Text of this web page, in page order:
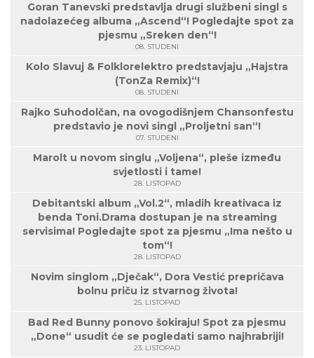
Goran Tanevski predstavlja drugi službeni singl s
nadolazećeg albuma „Ascend“! Pogledajte spot za
pjesmu „Sreken den“!
08. STUDENI
Kolo Slavuj & Folklorelektro predstavjaju „Hajstra
(TonZa Remix)“!
08. STUDENI
Rajko Suhodolčan, na ovogodišnjem Chansonfestu
predstavio je novi singl „Proljetni san“!
07. STUDENI
Marolt u novom singlu „Voljena“, pleše između
svjetlosti i tame!
28. LISTOPAD
Debitantski album „Vol.2“, mladih kreativaca iz
benda Toni.Drama dostupan je na streaming
servisima! Pogledajte spot za pjesmu „Ima nešto u
tom“!
28. LISTOPAD
Novim singlom „Dječak“, Dora Vestić prepričava
bolnu priču iz stvarnog života!
25. LISTOPAD
Bad Red Bunny ponovo šokiraju! Spot za pjesmu
„Done“ usudit će se pogledati samo najhrabriji!
23. LISTOPAD